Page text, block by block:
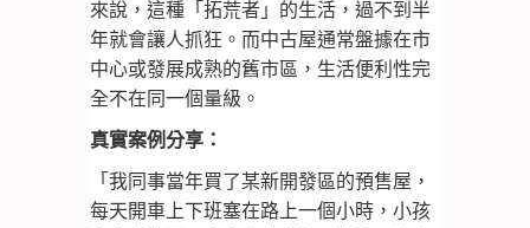
來說，這種「拓荒者」的生活，過不到半
年就會讓人抓狂。而中古屋通常盤據在市
中心或發展成熟的舊市區，生活便利性完
全不在同一個量級。
真實案例分享：
「我同事當年買了某新開發區的預售屋，
每天開車上下班塞在路上一個小時，小孩